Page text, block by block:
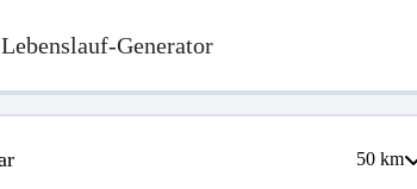
Lebenslauf-Generator
50km